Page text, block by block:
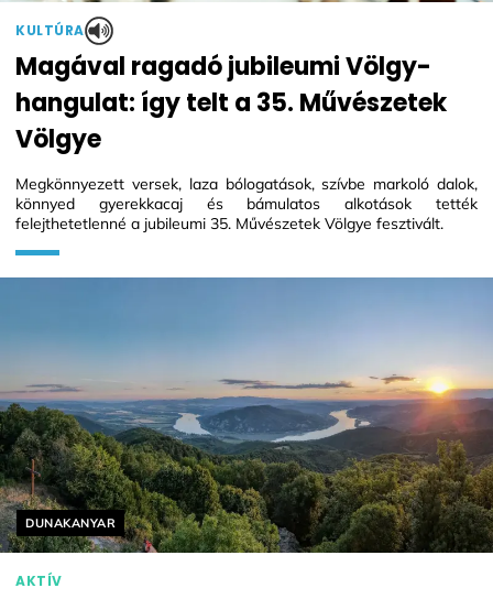
KULTÚRA
Magával ragadó jubileumi Völgy-
hangulat: így telt a 35. Művészetek
Völgye
Megkönnyezett versek, laza bólogatások, szívbe markoló dalok,
könnyed gyerekkacaj és bámulatos alkotások tették
felejthetetlenné a jubileumi 35. Művészetek Völgye fesztivált.
Helyszín címkék:
DUNAKANYAR
AKTÍV